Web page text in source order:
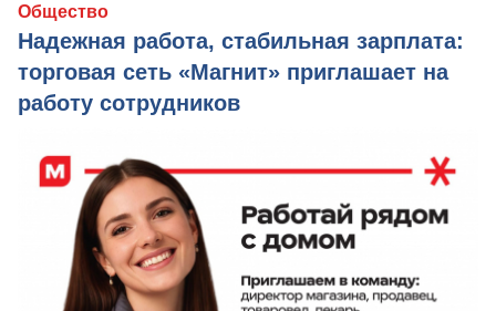
Общество
Надежная работа, стабильная зарплата:
торговая сеть «Магнит» приглашает на
работу сотрудников